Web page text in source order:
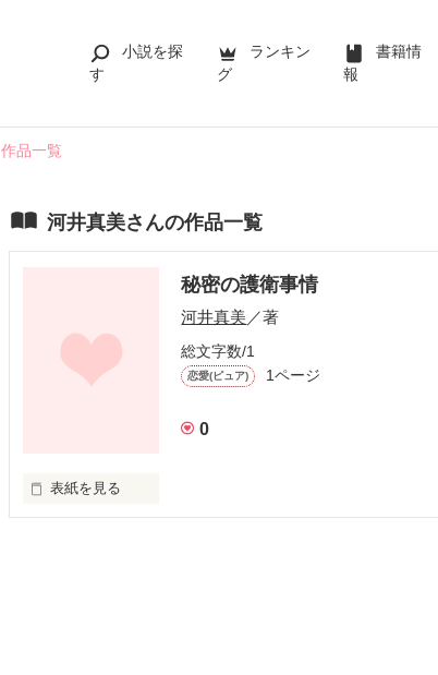
小説を探
す
ランキン
グ
書籍情
報
作品一覧
河井真美さんの作品一覧
秘密の護衛事情
河井真美 ／著
総文字数/1
恋愛(ピュア) 1ページ
0
表紙を見る